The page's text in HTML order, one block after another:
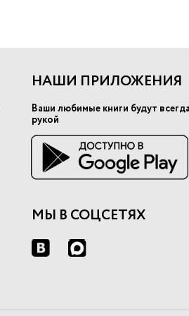
НАШИ ПРИЛОЖЕНИЯ
Ваши любимые книги будут
рукой
МЫ В СОЦСЕТЯХ